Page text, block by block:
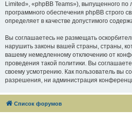
Limited», «phpBB Teams»), выпущенного по
программного обеспечения phpBB строго
определяет в качестве допустимого
Вы соглашаетесь не размещать
нарушить законы вашей страны, страны,
вашему немедленному отключению от
проведения такой политики. Вы
своему усмотрению. Как пользователь вы
разрешения, ни администрация
Список форумов